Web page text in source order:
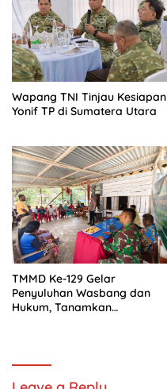
Wapang TNI Tinjau Kesiapan
Yonif TP di Sumatera Utara
TMMD Ke-129 Gelar
Penyuluhan Wasbang dan
Hukum, Tanamkan